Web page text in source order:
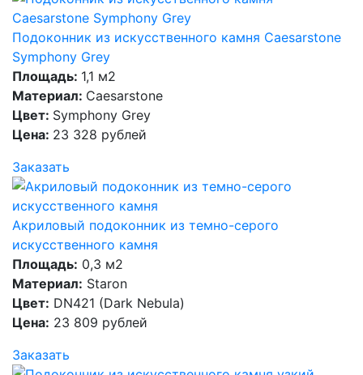
Подоконник из искусственного камня Caesarstone
Symphony Grey
Площадь: 1,1 м2
Материал: Caesarstone
Цвет: Symphony Grey
Цена: 23 328 рублей
Заказать
Акриловый подоконник из темно-серого
искусственного камня
Площадь: 0,3 м2
Материал: Staron
Цвет: DN421 (Dark Nebula)
Цена: 23 809 рублей
Заказать